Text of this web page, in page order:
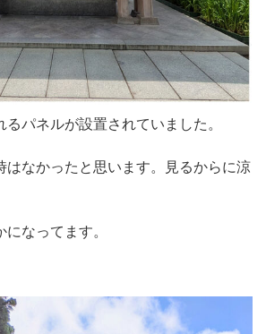
パネルが設置されていました。
はなかったと思います。見るからに涼
なってます。